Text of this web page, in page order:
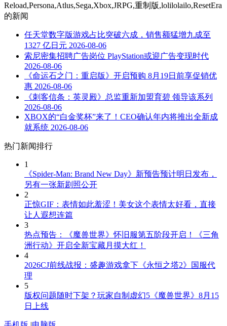
Reload,Persona,Atlus,Sega,Xbox,JRPG,重制版,lolilolailo,ResetEra
的新闻
任天堂数字版游戏占比突破六成，销售额猛增九成至
1327 亿日元 2026-08-06
索尼密集招聘广告岗位 PlayStation或迎广告变现时代
2026-08-06
《命运石之门：重启版》开启预购 8月19日前享促销优
惠 2026-08-06
《刺客信条：英灵殿》总监重新加盟育碧 领导该系列
2026-08-06
XBOX的“白金奖杯”来了！CEO确认年内将推出全新成
就系统 2026-08-06
热门新闻排行
1
《Spider-Man: Brand New Day》新预告预计明日发布，
另有一张新剧照公开
2
正惊GIF：表情如此羞涩！美女这个表情太好看，直接
让人遐想连篇
3
热点预告：《魔兽世界》怀旧服第五阶段开启！《三角
洲行动》开启全新宝藏月摸大红！
4
2026CJ前线战报：盛趣游戏拿下《永恒之塔2》国服代
理
5
版权问题随时下架？玩家自制虚幻5《魔兽世界》8月15
日上线